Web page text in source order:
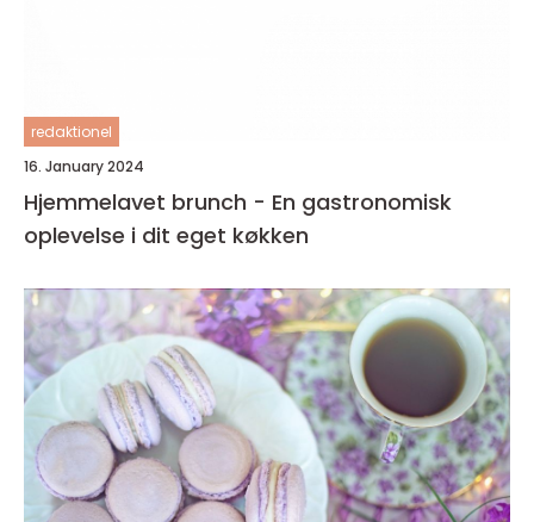
redaktionel
16. January 2024
Hjemmelavet brunch - En gastronomisk
oplevelse i dit eget køkken